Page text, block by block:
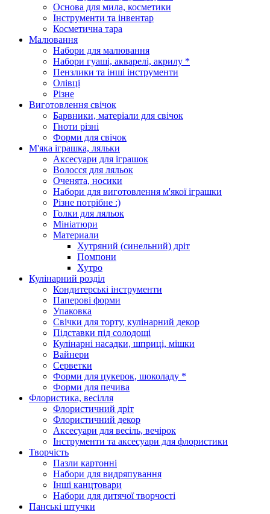
Основа для мила, косметики
Інструменти та інвентар
Косметична тара
Малювання
Набори для малювання
Набори гуаші, акварелі, акрилу *
Пензлики та інші інструменти
Олівці
Різне
Виготовлення свічок
Барвники, матеріали для свічок
Гноти різні
Форми для свічок
М'яка іграшка, ляльки
Аксесуари для іграшок
Волосся для ляльок
Оченята, носики
Набори для виготовлення м'якої іграшки
Різне потрібне :)
Голки для ляльок
Мініатюри
Материали
Хутряний (синельний) дріт
Помпони
Хутро
Кулінарний розділ
Кондитерські інструменти
Паперові форми
Упаковка
Свічки для торту, кулінарний декор
Підставки під солодощі
Кулінарні насадки, шприці, мішки
Вайнери
Серветки
Форми для цукерок, шоколаду *
Форми для печива
Флористика, весілля
Флористичний дріт
Флористичний декор
Аксесуари для весіль, вечірок
Інструменти та аксесуари для флористики
Творчість
Пазли картонні
Набори для видряпування
Інші канцтовари
Набори для дитячої творчості
Панські штучки